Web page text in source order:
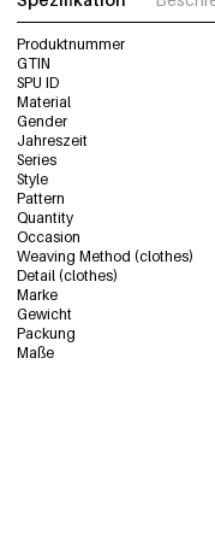
Produktnummer
GTIN
SPU ID
Material
Gender
Jahreszeit
Series
Style
Pattern
Quantity
Occasion
Weaving Method (clothes)
Detail (clothes)
Marke
Gewicht
Packung
Maße